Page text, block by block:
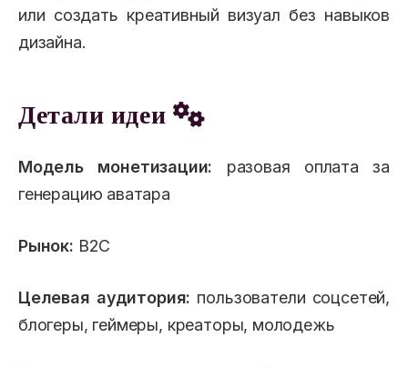
или создать креативный визуал без навыков
дизайна.
Детали идеи
Модель монетизации: разовая оплата за
генерацию аватара
Рынок: B2C
Целевая аудитория: пользователи соцсетей,
блогеры, геймеры, креаторы, молодежь